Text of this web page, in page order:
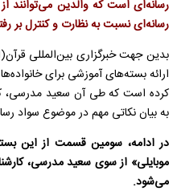
رسانه‌ای است که والدین می‌توانند
رسانه‌ای نسبت به نظارت و کنترل بر
بدین جهت خبرگزاری بین‌المللی
ارائه بسته‌های آموزشی برای
کرده است که طی آن سعید مدرسی،
به بیان نکاتی مهم در موضوع سواد
در ادامه، سومین قسمت از این
موبایلی» از سوی سعید مدرسی،
می‌شود.